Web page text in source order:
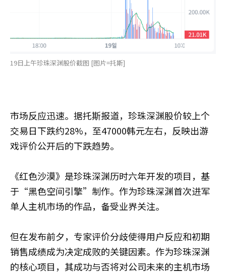
19日上午珍珠深渊股价截图 [图片=托斯]
市场反应迅速。据托斯报道，珍珠深渊股价较上个
交易日下跌约28%，至47000韩元左右，反映出游
戏评价公开后的下跌趋势。
《红色沙漠》是珍珠深渊历时六年开发的项目，基
于“黑色空间引擎”制作。作为珍珠深渊首次进军
单人主机市场的作品，备受业界关注。
但在发布前夕，专家评价分歧使得用户反应和初期
销售成绩成为决定成败的关键因素。作为珍珠深渊
的核心项目，其成功与否将对公司未来的主机市场